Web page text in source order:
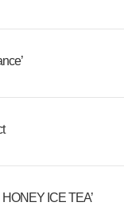
ICE TEA’